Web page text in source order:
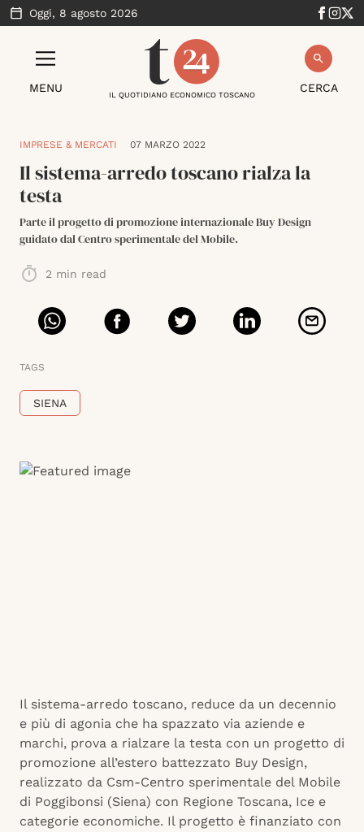
Oggi, 8 agosto 2026
MENU CERCA
IL QUOTIDIANO ECONOMICO TOSCANO
IMPRESE & MERCATI 07 MARZO 2022
Il sistema-arredo toscano rialza la
testa
Parte il progetto di promozione internazionale Buy Design
guidato dal Centro sperimentale del Mobile.
2 min read
TAGS
SIENA
Il sistema-arredo toscano, reduce da un decennio
e più di agonia che ha spazzato via aziende e
marchi, prova a rialzare la testa con un progetto di
promozione all’estero battezzato Buy Design,
realizzato da Csm-Centro sperimentale del Mobile
di Poggibonsi (Siena) con Regione Toscana, Ice e
categorie economiche. Il progetto è finanziato con